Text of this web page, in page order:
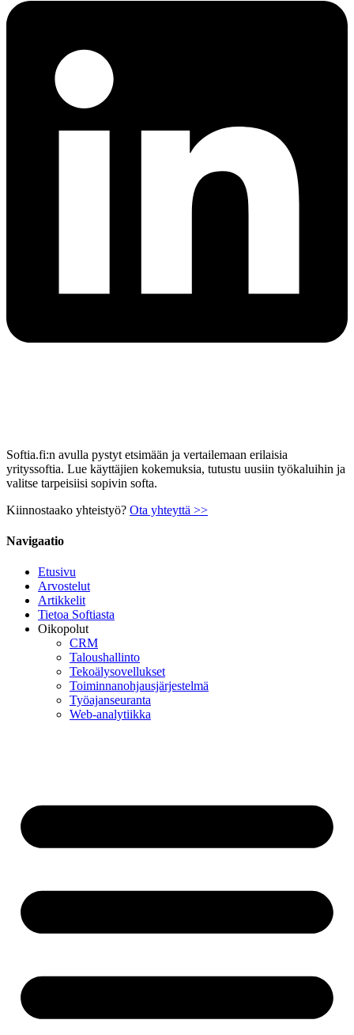
Softia.fi:n avulla pystyt etsimään ja vertailemaan erilaisia
yrityssoftia. Lue käyttäjien kokemuksia, tutustu uusiin työkaluihin ja
valitse tarpeisiisi sopivin softa.
Kiinnostaako yhteistyö? Ota yhteyttä >>
Navigaatio
Etusivu
Arvostelut
Artikkelit
Tietoa Softiasta
Oikopolut
CRM
Taloushallinto
Tekoälysovellukset
Toiminnan­ohjausjärjestelmä
Työajanseuranta
Web-analytiikka